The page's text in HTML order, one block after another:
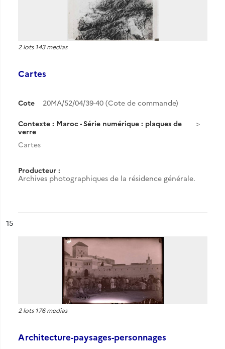
2 lots 143 medias
Cartes
Cote 20MA/52/04/39-40 (Cote de commande)
Contexte : Maroc - Série numérique : plaques de
verre
Cartes
Producteur :
Archives photographiques de la résidence générale.
n°
15
2 lots 176 medias
Architecture-paysages-personnages